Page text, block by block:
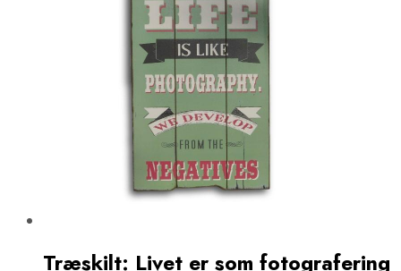
Træskilt: Livet er som fotografering